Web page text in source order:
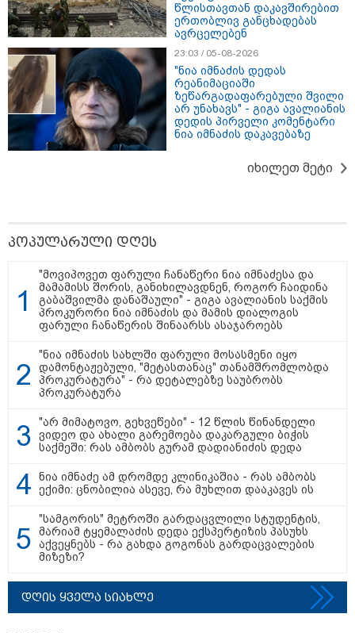
თბილისი - ანტალია 1085.80
ლარიდან
თბილისი - ჰერაკლიონი 1458.10
ლარიდან
თბილისი - რომი 894.40 ლარიდან
მნიშვნელოვანი ინფორმაცია
წლისთავთან დაკავშირებით
ერთობლივ განცხადებას
ავრცელებენ
23:03 / 05-08-2026
"ნია იმნაძის დედას
რეანიმაციაში
ზეწარგადაფარებული შვილი
არ უნახავს" - გიგა ავალიანის
დედის პირველი კომენტარი
ნია იმნაძის დაკავებაზე
იხილეთ მეტი
პოპულარული დღეს
"მოვიპოვეთ ფარული ჩანაწერი ნია იმნაძესა და
მამამისს შორის, განიხილავდნენ, როგორ ჩაიდინა
გაბაშვილმა დანაშაული" - გიგა ავალიანის საქმის
პროკურორი ნია იმნაძის და მამის დიალოგის
ფარული ჩანაწერის შინაარსს ასაჯაროებს
"ნია იმნაძის სახლში ფარული მოსასმენი იყო
დამონტაჟებული, "მეტასთანაც" თანამშრომლობდა
პროკურატურა" - რა დეტალებზე საუბრობს
პროკურატურა
"არ მიმატოვო, გეხვეწები" - 12 წლის წინანდელი
ვიდეო და ახალი გარემოება დაკარგული ბიჭის
საქმეში: რას ამბობს გურამ დადიანიძის დედა
ნია იმნაძე ამ დრომდე კლინიკაშია - რას ამბობს
ექიმი: ცნობილია ასევე, რა მუხლით დააკავეს ის
"სამგორის" მეტროში გარდაცვლილი სტუდენტის,
მარიამ ტყემალაძის დედა ექსპერტიზის პასუხს
აქვეყნებს - რა გახდა გოგონას გარდაცვალების
მიზეზი?
დღის ყველა სიახლე